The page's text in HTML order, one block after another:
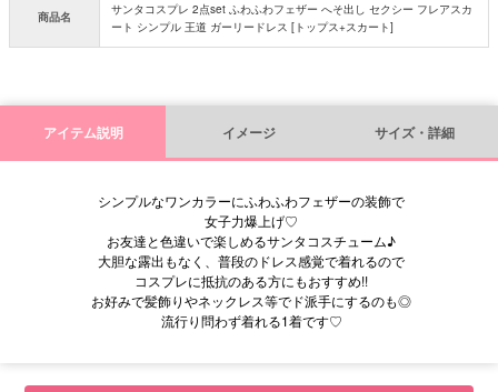
商品名
サンタコスプレ 2点set ふわふわフェザー へそ出し セクシー フレアスカ
ート シンプル 王道 ガーリードレス [トップス+スカート]
アイテム説明 イメージ サイズ・詳細
シンプルなワンカラーにふわふわフェザーの装飾で
女子力爆上げ♡
お友達と色違いで楽しめるサンタコスチューム♪
大胆な露出もなく、普段のドレス感覚で着れるので
コスプレに抵抗のある方にもおすすめ!!
お好みで髪飾りやネックレス等でド派手にするのも◎
流行り問わず着れる1着です♡